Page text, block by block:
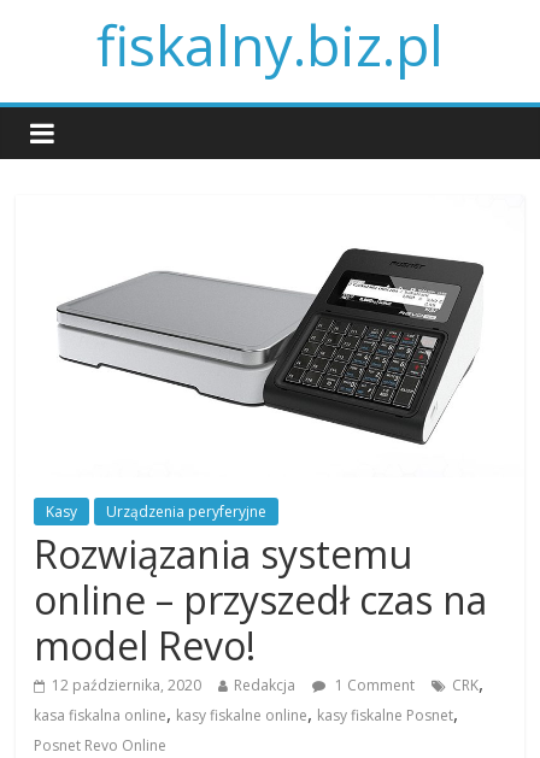
fiskalny.biz.pl
Kasy Urządzenia peryferyjne
Rozwiązania systemu
online – przyszedł czas na
model Revo!
12 października, 2020 Redakcja 1 Comment CRK,
kasa fiskalna online, kasy fiskalne online, kasy fiskalne Posnet,
Posnet Revo Online